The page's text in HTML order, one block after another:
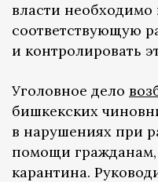
власти необходимо
соответствующую
и контролировать
Уголовное дело
бишкекских
в нарушениях при
помощи
карантина.